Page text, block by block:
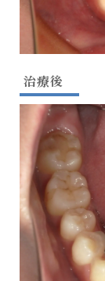
治療後